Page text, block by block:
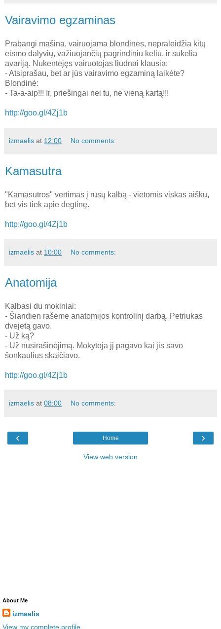
Vairavimo egzaminas
Prabangi mašina, vairuojama blondinės, nepraleidžia kitų
eismo dalyvių, važiuojančių pagrindiniu keliu, ir sukelia
avariją. Nukentėjęs vairuotojas liūdnai klausia:
- Atsiprašau, bet ar jūs vairavimo egzaminą laikėte?
Blondinė:
- Ta-a-aip!!! Ir, priešingai nei tu, ne vieną kartą!!!
http://goo.gl/4Zj1b
izmaelis at 12:00 No comments:
Kamasutra
"Kamasutros" vertimas į rusų kalbą - vietomis viskas aišku,
bet vis tiek apie degtinę.
http://goo.gl/4Zj1b
izmaelis at 10:00 No comments:
Anatomija
Kalbasi du mokiniai:
- Šiandien rašėme anatomijos kontrolinį darbą. Petriukas
dvejetą gavo.
- Už ką?
- Už nusirašinėjimą. Mokytoja jį pagavo kai jis savo
šonkaulius skaičiavo.
http://goo.gl/4Zj1b
izmaelis at 08:00 No comments:
‹ ›
Home
View web version
About Me
izmaelis
View my complete profile